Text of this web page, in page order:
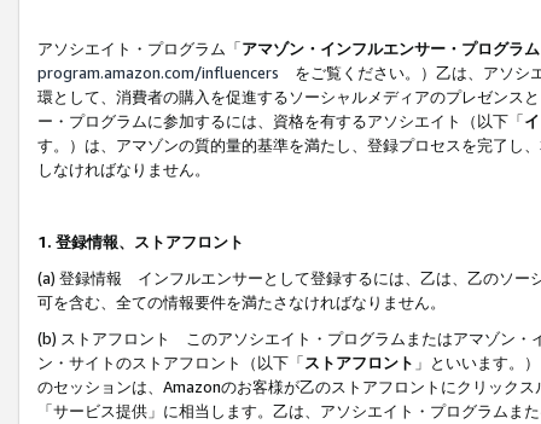
アソシエイト・プログラム「アマゾン・インフルエンサー・プログラム
program.amazon.com/influencers をご覧ください。）乙は、アソシ
環として、消費者の購入を促進するソーシャルメディアのプレゼンス
ー・プログラムに参加するには、資格を有するアソシエイト（以下「
す。）は、アマゾンの質的量的基準を満たし、登録プロセスを完了し、
しなければなりません。
1. 登録情報、ストアフロント
(a) 登録情報 インフルエンサーとして登録するには、乙は、乙のソー
可を含む、全ての情報要件を満たさなければなりません。
(b) ストアフロント このアソシエイト・プログラムまたはアマゾン・
ン・サイトのストアフロント（以下「ストアフロント 」といいます。
のセッションは、Amazonのお客様が乙のストアフロントにクリック
「サービス提供」に相当します。乙は、アソシエイト・プログラム